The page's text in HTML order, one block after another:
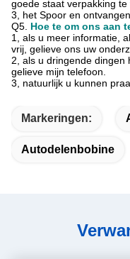
goede staat verpakking te
3, het Spoor en
Q5. Hoe te om ons aan
1, als u meer informatie,
vrij, gelieve ons uw
2, als u dringende dingen
gelieve mijn telefoon.
3, natuurlijk u kunnen
Markeringen:
Autodelenbobine